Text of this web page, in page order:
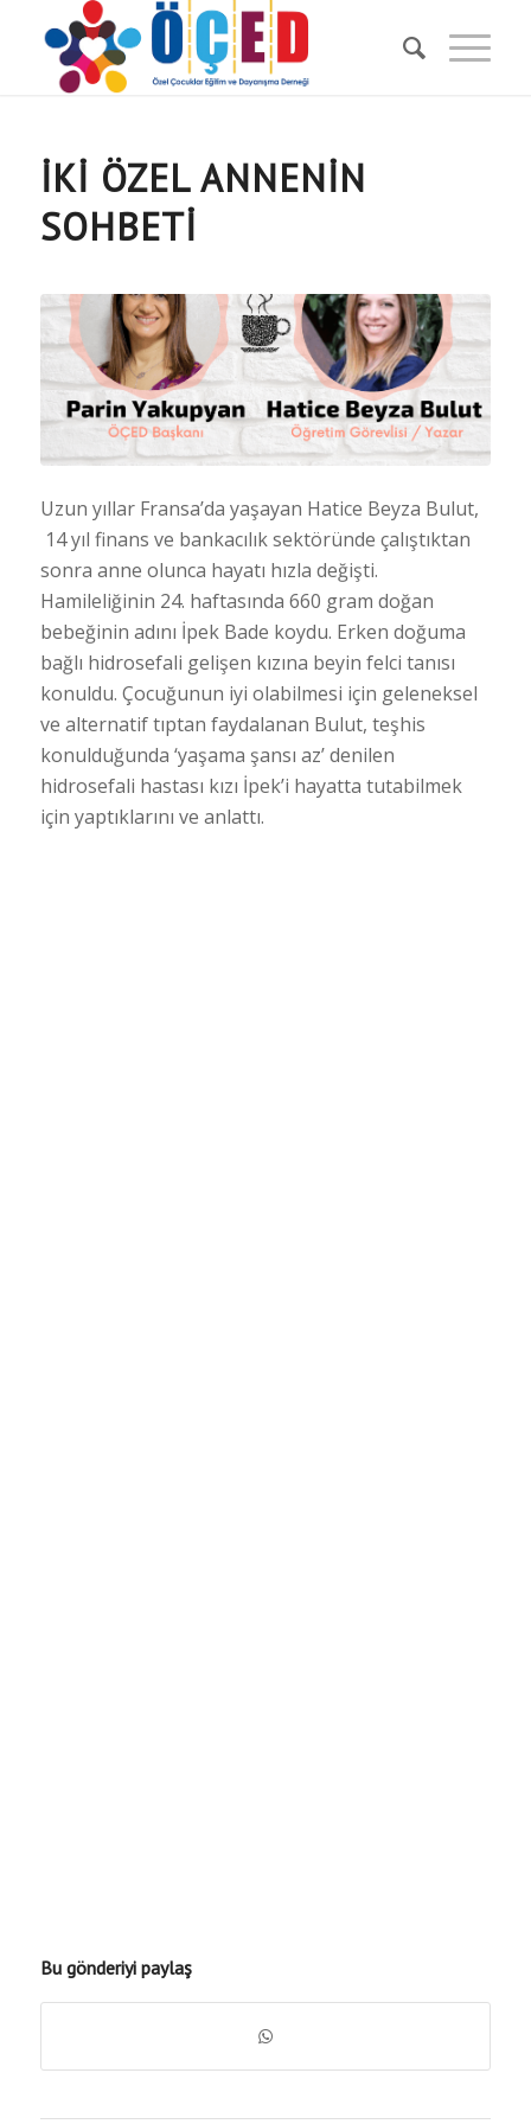
İKI ÖZEL ANNENIN
SOHBETI
Uzun yıllar Fransa’da yaşayan Hatice Beyza Bulut,
14 yıl finans ve bankacılık sektöründe çalıştıktan
sonra anne olunca hayatı hızla değişti.
Hamileliğinin 24. haftasında 660 gram doğan
bebeğinin adını İpek Bade koydu. Erken doğuma
bağlı hidrosefali gelişen kızına beyin felci tanısı
konuldu. Çocuğunun iyi olabilmesi için geleneksel
ve alternatif tıptan faydalanan Bulut, teşhis
konulduğunda ‘yaşama şansı az’ denilen
hidrosefali hastası kızı İpek’i hayatta tutabilmek
için yaptıklarını ve anlattı.
Bu gönderiyi paylaş